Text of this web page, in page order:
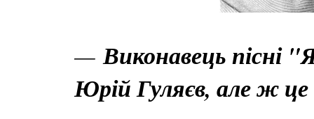
—Виконавець пісні
Юрій Гуляєв, але ж це